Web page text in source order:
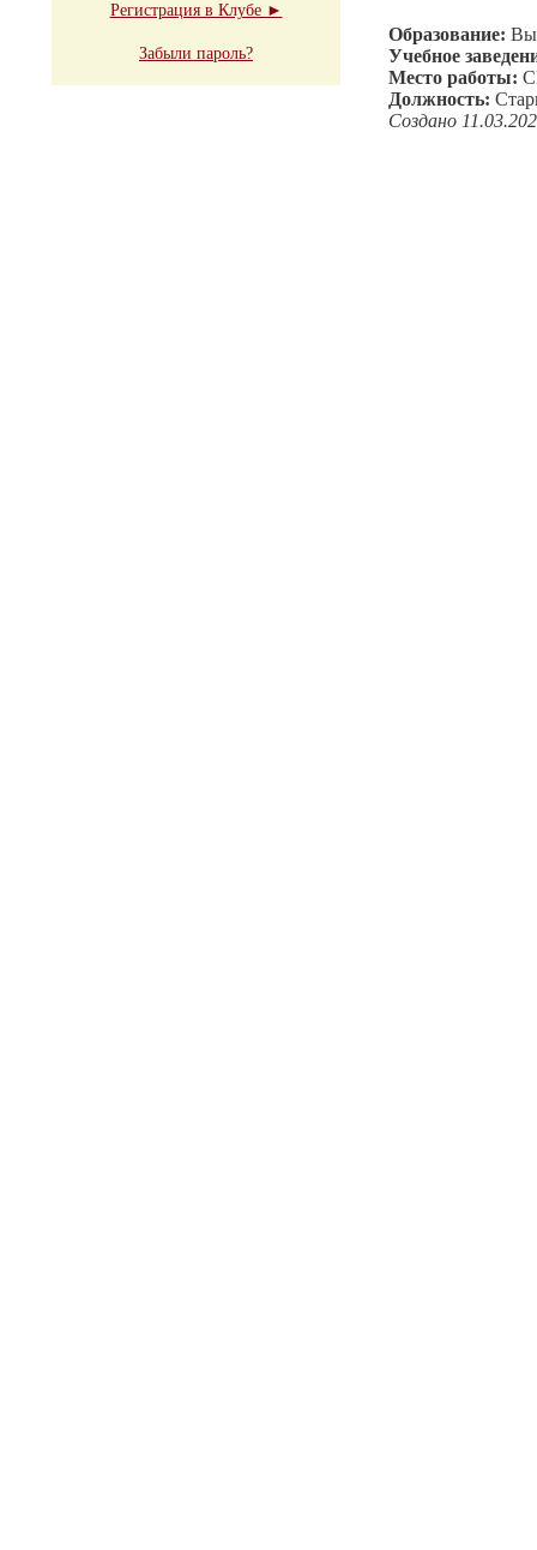
Регистрация в Клубе ►
Забыли пароль?
Образование:
Учебное
Место работы:
Должность:
Создано